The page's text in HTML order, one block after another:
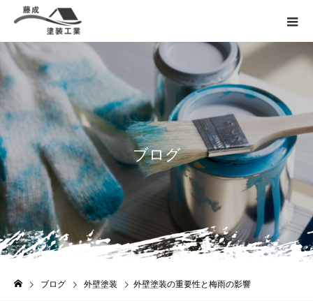
ブログ
ブログ 外壁塗装 外壁塗装の重要性と梅雨の影響